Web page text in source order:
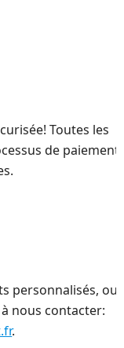
Toutes les
de paiement
personnalisés, ou
nous contacter:
.